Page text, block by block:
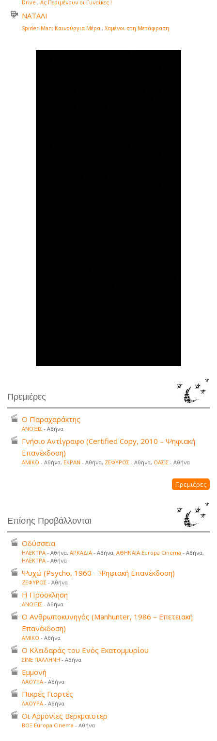
Drive , Ας Περιμένουν οι Γυναίκες !
ΝΑΤΑΛΙ
Spider-Man: Καινούργια Μέρα , Χαμένοι στη Μετάφραση
Πρεμιέρες
Ο Παραχαράκτης
ΑΝΟΙΞΙΣ - Αθήνα
Γνήσιο Αντίγραφο (Certified Copy, 2010 – Ψηφιακή
Επανέκδοση)
ΑΜΙΚΟ - Αθήνα, ΕΚΡΑΝ - Αθήνα, ΖΕΦΥΡΟΣ - Αθήνα, ΟΑΣΙΣ - Αθήνα
Πρεμιέρες
Επίσης Προβάλλονται
Οδύσσεια
ΗΛΕΚΤΡΑ - Αθήνα, ΑΡΚΑΔΙΑ - Αθήνα, ΑΘΗΝΑΙΑ Europa Cinema - Αθήνα,
ΗΛΕΚΤΡΑ - Αθήνα
Ψυχώ (Psycho, 1960 – Ψηφιακή Επανέκδοση)
ΖΕΦΥΡΟΣ - Αθήνα
Η Πρόσκληση
ΑΝΟΙΞΙΣ - Αθήνα
Ο Ανθρωποκυνηγός (Manhunter, 1986 – Επετειακή
Επανέκδοση)
ΑΜΙΚΟ - Αθήνα
Ο Κλειδαράς του Ενός Εκατομμυρίου
ΣΙΝΕ ΠΑΛΛΗΝΗ - Αθήνα
Εμμονή
ΛΑΟΥΡΑ - Αθήνα
Πικρές Γιορτές
ΛΑΟΥΡΑ - Αθήνα
Οι Αρμονίες Βέρκμαϊστερ
ΒΟΞ Europa Cinema - Αθήνα